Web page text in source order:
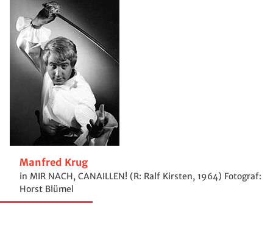
Manfred Krug
in MIR NACH, CANAILLEN! (R: Ralf Kirsten, 1964) Fotograf:
Horst Blümel